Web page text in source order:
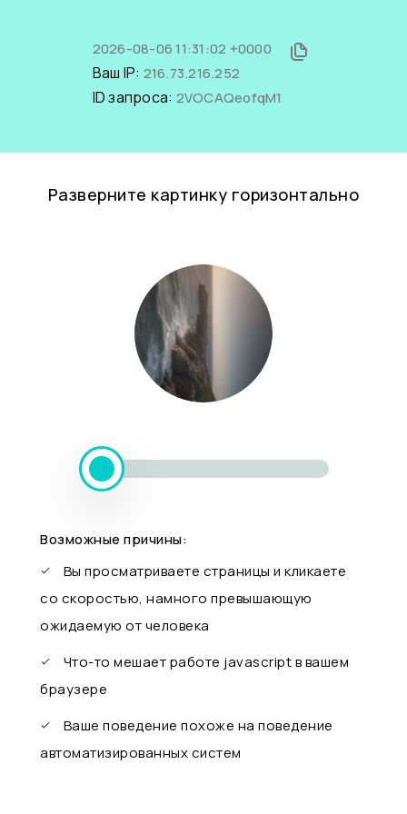
2026-08-06 11:31:02 +0000
Ваш IP: 216.73.216.252
ID запроса: 2VOCAQeofqM1
Разверните картинку горизонтально
Возможные причины:
Вы просматриваете страницы и кликаете
со скоростью, намного превышающую
ожидаемую от человека
Что-то мешает работе javascript в вашем
браузере
Ваше поведение похоже на поведение
автоматизированных систем